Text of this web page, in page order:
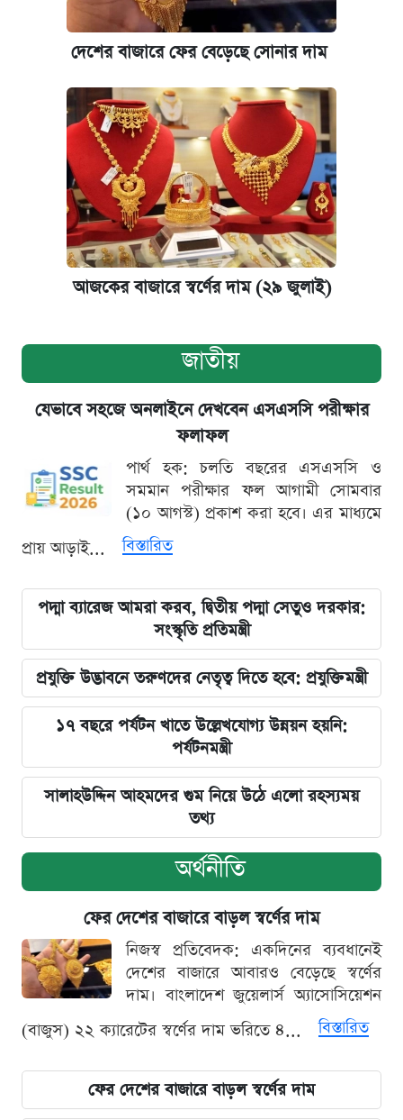
দেশের বাজারে ফের বেড়েছে সোনার দাম
আজকের বাজারে স্বর্ণের দাম (২৯ জুলাই)
জাতীয়
যেভাবে সহজে অনলাইনে দেখবেন এসএসসি পরীক্ষার
ফলাফল
পার্থ হক: চলতি বছরের এসএসসি ও
সমমান পরীক্ষার ফল আগামী সোমবার
(১০ আগস্ট) প্রকাশ করা হবে। এর মাধ্যমে
প্রায় আড়াই...
বিস্তারিত
পদ্মা ব্যারেজ আমরা করব, দ্বিতীয় পদ্মা সেতুও দরকার:
সংস্কৃতি প্রতিমন্ত্রী
প্রযুক্তি উদ্ভাবনে তরুণদের নেতৃত্ব দিতে হবে: প্রযুক্তিমন্ত্রী
১৭ বছরে পর্যটন খাতে উল্লেখযোগ্য উন্নয়ন হয়নি:
পর্যটনমন্ত্রী
সালাহউদ্দিন আহমদের গুম নিয়ে উঠে এলো রহস্যময়
তথ্য
অর্থনীতি
ফের দেশের বাজারে বাড়ল স্বর্ণের দাম
নিজস্ব প্রতিবেদক: একদিনের ব্যবধানেই
দেশের বাজারে আবারও বেড়েছে স্বর্ণের
দাম। বাংলাদেশ জুয়েলার্স অ্যাসোসিয়েশন
(বাজুস) ২২ ক্যারেটের স্বর্ণের দাম ভরিতে ৪...
বিস্তারিত
ফের দেশের বাজারে বাড়ল স্বর্ণের দাম